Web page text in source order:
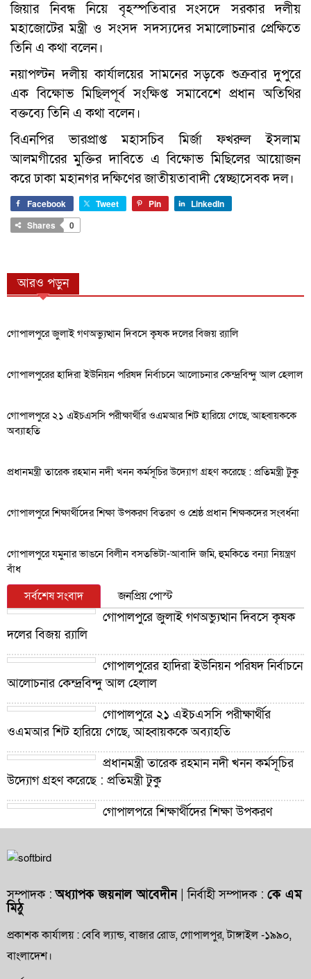
জিয়ার নিবন্ধ নিয়ে বৃহস্পতিবার সংসদে সরকার দলীয়
মহাজোটের মন্ত্রী ও সংসদ সদস্যদের সমালোচনার প্রেক্ষিতে
তিনি এ কথা বলেন।
নয়াপল্টন দলীয় কার্যালয়ের সামনের সড়কে শুক্রবার দুপুরে
এক বিক্ষোভ মিছিলপূর্ব সংক্ষিপ্ত সমাবেশে প্রধান অতিথির
বক্তব্যে তিনি এ কথা বলেন।
বিএনপির ভারপ্রাপ্ত মহাসচিব মির্জা ফখরুল ইসলাম
আলমগীরের মুক্তির দাবিতে এ বিক্ষোভ মিছিলের আয়োজন
করে ঢাকা মহানগর দক্ষিণের জাতীয়তাবাদী স্বেচ্ছাসেবক দল।
Facebook Tweet Pin
LinkedIn
Shares
0
আরও পড়ুন
গোপালপুরে জুলাই গণঅভ্যুত্থান দিবসে কৃষক দলের বিজয় র‍্যালি
গোপালপুরের হাদিরা ইউনিয়ন পরিষদ নির্বাচনে আলোচনার কেন্দ্রবিন্দু আল হেলাল
গোপালপুরে ২১ এইচএসসি পরীক্ষার্থীর ওএমআর শিট হারিয়ে গেছে, আহ্বায়ককে
অব্যাহতি
প্রধানমন্ত্রী তারেক রহমান নদী খনন কর্মসূচির উদ্যোগ গ্রহণ করেছে : প্রতিমন্ত্রী টুকু
গোপালপুরে শিক্ষার্থীদের শিক্ষা উপকরণ বিতরণ ও শ্রেষ্ঠ প্রধান শিক্ষকদের সংবর্ধনা
গোপালপুরে যমুনার ভাঙনে বিলীন বসতভিটা-আবাদি জমি, হুমকিতে বন্যা নিয়ন্ত্রণ
বাঁধ
সর্বশেষ সংবাদ জনপ্রিয় পোস্ট
গোপালপুরে জুলাই গণঅভ্যুত্থান দিবসে কৃষক
দলের বিজয় র‍্যালি
গোপালপুরের হাদিরা ইউনিয়ন পরিষদ নির্বাচনে
আলোচনার কেন্দ্রবিন্দু আল হেলাল
গোপালপুরে ২১ এইচএসসি পরীক্ষার্থীর
ওএমআর শিট হারিয়ে গেছে, আহ্বায়ককে অব্যাহতি
প্রধানমন্ত্রী তারেক রহমান নদী খনন কর্মসূচির
উদ্যোগ গ্রহণ করেছে : প্রতিমন্ত্রী টুকু
গোপালপুরে শিক্ষার্থীদের শিক্ষা উপকরণ
বিতরণ ও শ্রেষ্ঠ প্রধান শিক্ষকদের সংবর্ধনা
দুর্নীতি ও অনিয়মের অভিযোগ
সম্পাদক :অধ্যাপক জয়নাল আবেদীন| নির্বাহী সম্পাদক : কে এম
মিঠু
প্রকাশক কার্যালয় : বেবি ল্যান্ড, বাজার রোড, গোপালপুর, টাঙ্গাইল -১৯৯০,
বাংলাদেশ।